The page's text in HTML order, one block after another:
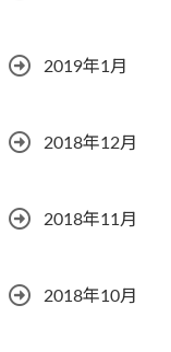
2019年1月
2018年12月
2018年11月
2018年10月